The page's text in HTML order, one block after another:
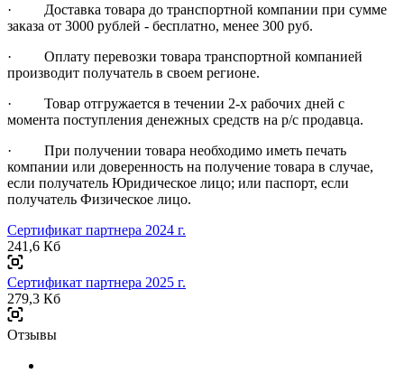
· Доставка товара до транспортной компании при сумме
заказа от 3000 рублей - бесплатно, менее 300 руб.
· Оплату перевозки товара транспортной компанией
производит получатель в своем регионе.
· Товар отгружается в течении 2-х рабочих дней с
момента поступления денежных средств на р/с продавца.
· При получении товара необходимо иметь печать
компании или доверенность на получение товара в случае,
если получатель Юридическое лицо; или паспорт, если
получатель Физическое лицо.
Сертификат партнера 2024 г.
241,6 Кб
Сертификат партнера 2025 г.
279,3 Кб
Отзывы